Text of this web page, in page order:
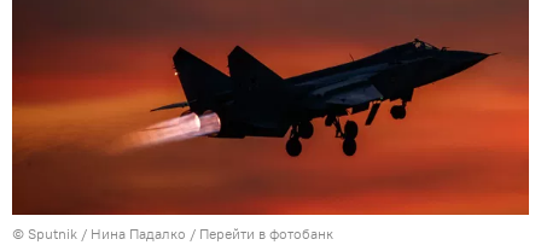
© Sputnik / Нина Падалко / Перейти в фотобанк